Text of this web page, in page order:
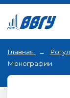
Главная
Монографии